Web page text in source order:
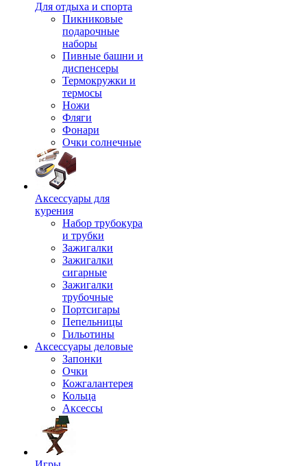
Для отдыха и спорта
Пикниковые
подарочные
наборы
Пивные башни и
диспенсеры
Термокружки и
термосы
Ножи
Фляги
Фонари
Очки солнечные
Аксессуары для
курения
Набор трубокура
и трубки
Зажигалки
Зажигалки
сигарные
Зажигалки
трубочные
Портсигары
Пепельницы
Гильотины
Аксессуары деловые
Запонки
Очки
Кожгалантерея
Кольца
Аксессы